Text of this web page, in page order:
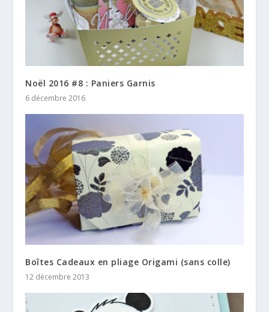
Noël 2016 #8 : Paniers Garnis
6 décembre 2016
Boîtes Cadeaux en pliage Origami (sans colle)
12 décembre 2013